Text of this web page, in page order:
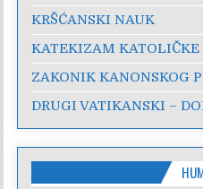
KRŠĆANSKI NAUK
KATEKIZAM KATOLIČKE
ZAKONIK KANONSKOG
DRUGI VATIKANSKI –